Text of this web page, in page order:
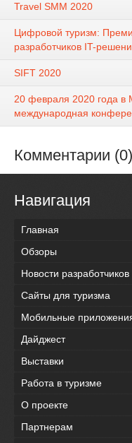
Travel SMM 2020
Цифровой туризм:
разработчиков IT-
SIFT 2020
20 февраля 2020 года в
международная
Комментарии (0)
Навигация
Главная
Обзоры
Новости разработчиков
Сайты для туризма
Мобильные
Дайджест
Выставки
Работа в туризме
О проекте
Партнерам